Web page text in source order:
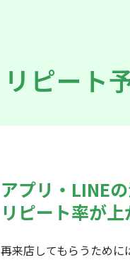
リピート
アプリ・LINE
リピート率が
再来店してもらうために